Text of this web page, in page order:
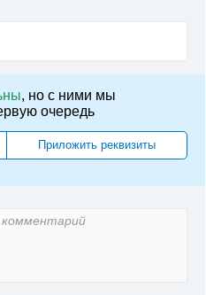
, но с ними мы
очередь
Приложить реквизиты